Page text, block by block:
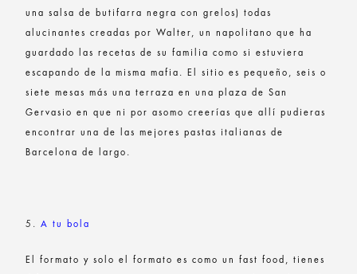
una salsa de butifarra negra con grelos) todas
alucinantes creadas por Walter, un napolitano que ha
guardado las recetas de su familia como si estuviera
escapando de la misma mafia. El sitio es pequeño, seis o
siete mesas más una terraza en una plaza de San
Gervasio en que ni por asomo creerías que allí pudieras
encontrar una de las mejores pastas italianas de
Barcelona de largo.
5.A tu bola
El formato y solo el formato es como un fast food, tienes